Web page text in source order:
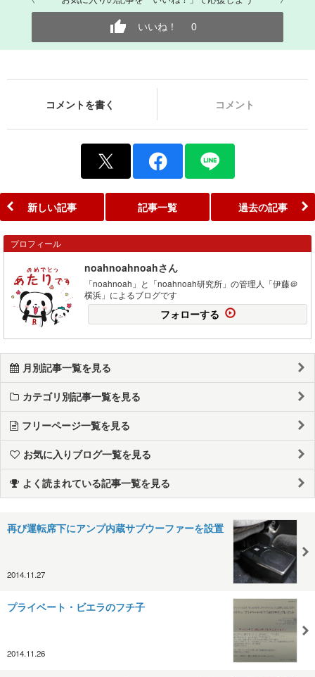
いいね！ 0
コメントを書く コメント
新しい記事 記事一覧 過去の記事
プロフィール
noahnoahnoahさん
「noahnoah」と「noahnoah研究所」の管理人「伊藤＠
横浜」によるブログです
フォローする
月別記事一覧を見る
カテゴリ別記事一覧を見る
フリーページ一覧を見る
お気に入りブログ一覧を見る
よく読まれている記事一覧を見る
再び運転席下にアンプ内蔵サブウーファーを設置
2014.11.27
プライベート・ビエラのフチ子
2014.11.26